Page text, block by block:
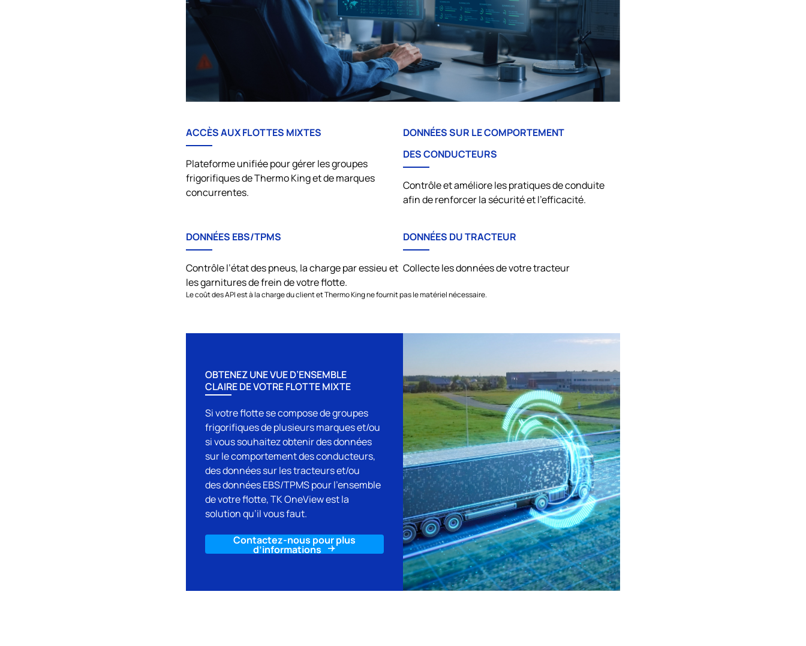
ACCÈS AUX FLOTTES MIXTES
Plateforme unifiée pour gérer les groupes
frigorifiques deThermo Kinget de marques
concurrentes.
DONNÉES SUR LE COMPORTEMENT
DES CONDUCTEURS
Contrôle et améliore les pratiques de conduite
afin de renforcer la sécurité et l’efficacité.
DONNÉES EBS/TPMS
Contrôle l’état des pneus, la charge par essieu et
les garnitures de frein de votre flotte.
DONNÉES DU TRACTEUR
Collecte les données de votre tracteur
Le coût des API est à la charge du client etThermo Kingne fournit pas le matériel nécessaire.
OBTENEZ UNE VUE D’ENSEMBLE
CLAIRE DE VOTRE FLOTTE MIXTE
Si votre flotte se compose de groupes
frigorifiques de plusieurs marques et/ou
si vous souhaitez obtenir des données
sur le comportement des conducteurs,
des données sur les tracteurs et/ou
des données EBS/TPMS pour l’ensemble
de votre flotte, TK OneView est la
solution qu’il vous faut.
Contactez-nous pour plus
d’informations